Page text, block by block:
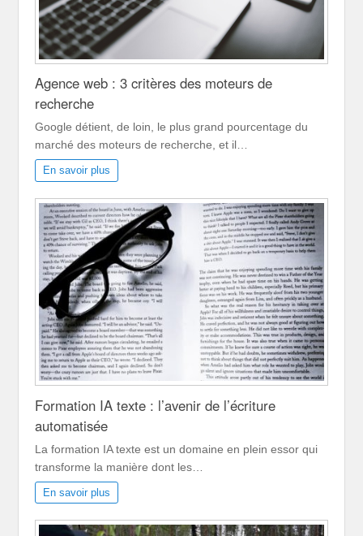
Agence web : 3 critères des moteurs de
recherche
Google détient, de loin, le plus grand pourcentage du
marché des moteurs de recherche, et il…
En savoir plus
Formation IA texte : l’avenir de l’écriture
automatisée
La formation IA texte est un domaine en plein essor qui
transforme la manière dont les…
En savoir plus